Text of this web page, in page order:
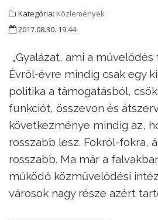
Kategória: Közlemények
2017.08.30. 19:44
„Gyalázat, ami a
Évről-évre mindig csak egy
politika a támogatásból,
funkciót, összevon és
következménye mindig az,
rosszabb lesz. Fokról-fokra,
rosszabb. Ma már a
működő közművelődési
városok nagy része azért